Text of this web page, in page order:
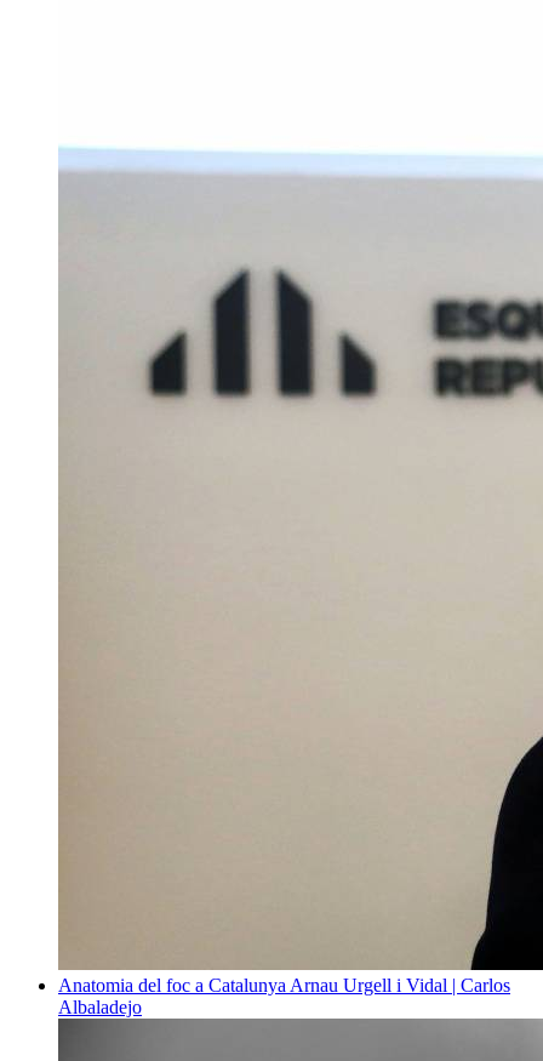
Anatomia del foc a Catalunya Arnau Urgell i Vidal | Carlos
Albaladejo